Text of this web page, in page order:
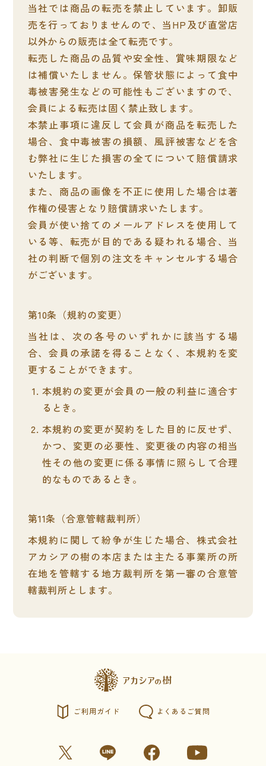
当社では商品の転売を禁止しています。卸販
売を行っておりませんので、当HP及び直営店
以外からの販売は全て転売です。
転売した商品の品質や安全性、賞味期限など
は補償いたしません。保管状態によって食中
毒被害発生などの可能性もございますので、
会員による転売は固く禁止致します。
本禁止事項に違反して会員が商品を転売した
場合、食中毒被害の損額、風評被害などを含
む弊社に生じた損害の全てについて賠償請求
いたします。
また、商品の画像を不正に使用した場合は著
作権の侵害となり賠償請求いたします。
会員が使い捨てのメールアドレスを使用して
いる等、転売が目的である疑われる場合、当
社の判断で個別の注文をキャンセルする場合
がございます。
規約の変更
当社は、次の各号のいずれかに該当する場
合、会員の承諾を得ることなく、本規約を変
更することができます。
本規約の変更が会員の一般の利益に適合す
るとき。
本規約の変更が契約をした目的に反せず、
かつ、変更の必要性、変更後の内容の相当
性その他の変更に係る事情に照らして合理
的なものであるとき。
合意管轄裁判所
本規約に関して紛争が生じた場合、株式会社
アカシアの樹の本店または主たる事業所の所
在地を管轄する地方裁判所を第一審の合意管
轄裁判所とします。
ご利用ガイド よくあるご質問